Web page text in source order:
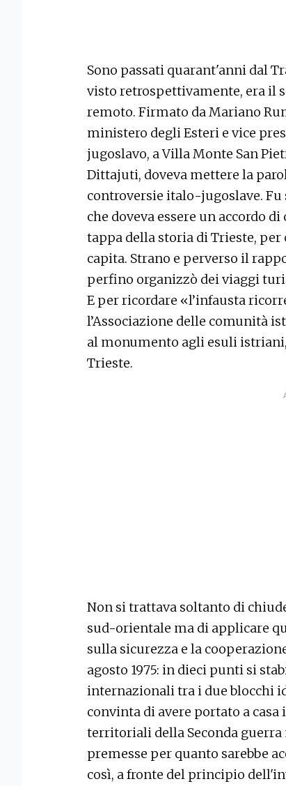
Sono passati quarant'anni dal
visto retrospettivamente, era il
remoto. Firmato da Mariano
ministero degli Esteri e vice
jugoslavo, a Villa Monte San
Dittajuti, doveva mettere la
controversie italo-jugoslave.
che doveva essere un accordo
tappa della storia di Trieste,
capita. Strano e perverso il
perfino organizzò dei viaggi
E per ricordare «l’infausta
l’Associazione delle comunità
al monumento agli esuli
Trieste.
Non si trattava soltanto di
sud-orientale ma di applicare
sulla sicurezza e la
agosto 1975: in dieci punti si
internazionali tra i due blocchi
convinta di avere portato a
territoriali della Seconda
premesse per quanto sarebbe
così, a fronte del principio